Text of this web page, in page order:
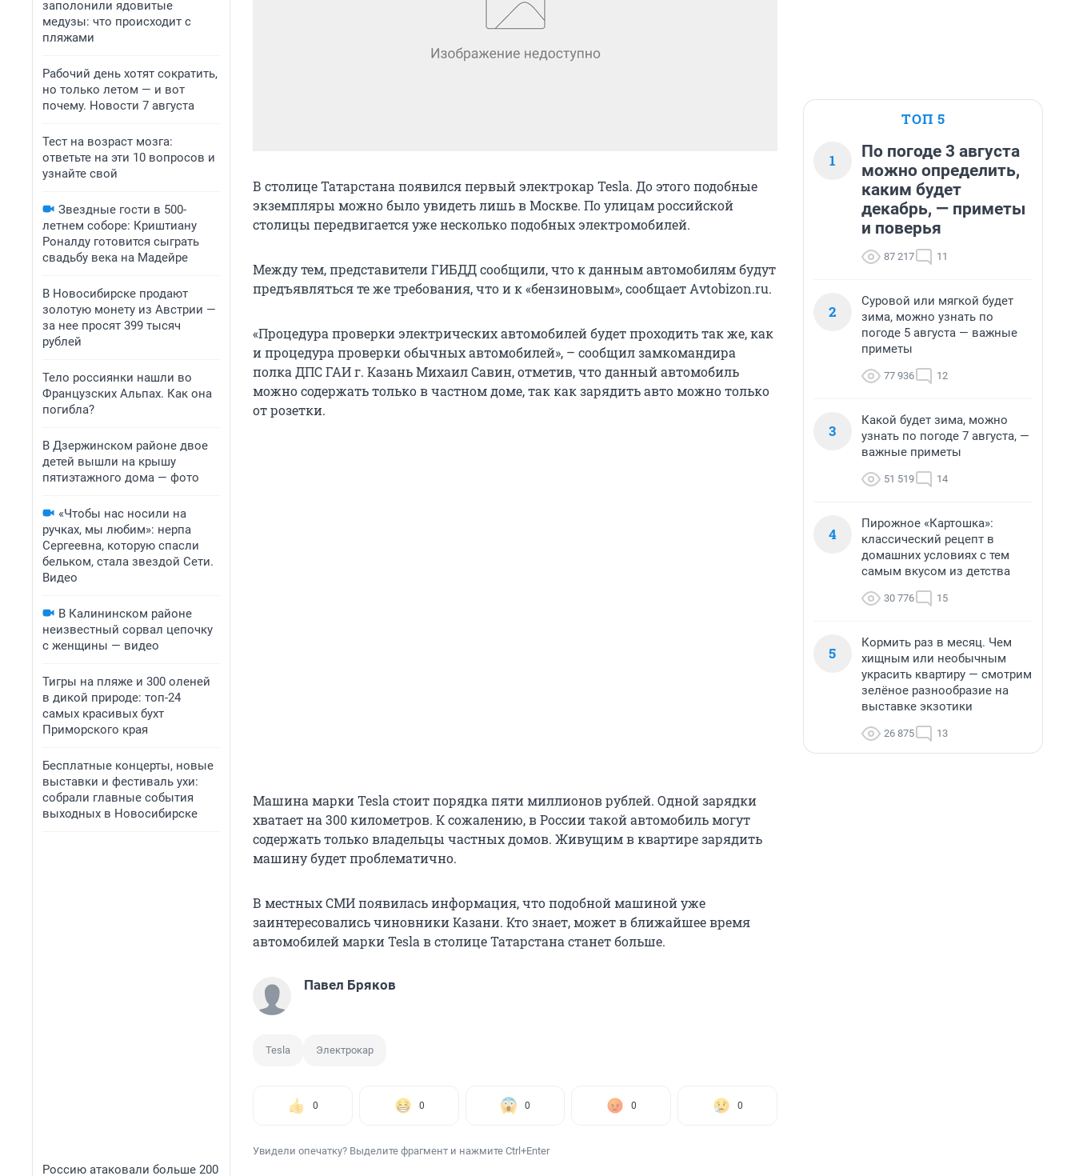
заполонили ядовитые
медузы: что происходит с
пляжами
Рабочий день хотят сократить,
но только летом — и вот
почему. Новости 7 августа
Тест на возраст мозга:
ответьте на эти 10 вопросов и
узнайте свой
Звездные гости в 500-
летнем соборе: Криштиану
Роналду готовится сыграть
свадьбу века на Мадейре
В Новосибирске продают
золотую монету из Австрии —
за нее просят 399 тысяч
рублей
Тело россиянки нашли во
Французских Альпах. Как она
погибла?
В Дзержинском районе двое
детей вышли на крышу
пятиэтажного дома — фото
«Чтобы нас носили на
ручках, мы любим»: нерпа
Сергеевна, которую спасли
бельком, стала звездой Сети.
Видео
В Калининском районе
неизвестный сорвал цепочку
с женщины — видео
Тигры на пляже и 300 оленей
в дикой природе: топ-24
самых красивых бухт
Приморского края
Бесплатные концерты, новые
выставки и фестиваль ухи:
собрали главные события
выходных в Новосибирске
Россию атаковали больше 200
В столице Татарстана появился первый электрокар Tesla. До этого подобные
экземпляры можно было увидеть лишь в Москве. По улицам российской
столицы передвигается уже несколько подобных электромобилей.
Между тем, представители ГИБДД сообщили, что к данным автомобилям будут
предъявляться те же требования, что и к «бензиновым», сообщает Аvtobizon.ru.
«Процедура проверки электрических автомобилей будет проходить так же, как
и процедура проверки обычных автомобилей», – сообщил замкомандира
полка ДПС ГАИ г. Казань Михаил Савин, отметив, что данный автомобиль
можно содержать только в частном доме, так как зарядить авто можно только
от розетки.
Машина марки Tesla стоит порядка пяти миллионов рублей. Одной зарядки
хватает на 300 километров. К сожалению, в России такой автомобиль могут
содержать только владельцы частных домов. Живущим в квартире зарядить
машину будет проблематично.
В местных СМИ появилась информация, что подобной машиной уже
заинтересовались чиновники Казани. Кто знает, может в ближайшее время
автомобилей марки Tesla в столице Татарстана станет больше.
Павел Бряков
Tesla Электрокар
0 0 0 0 0
Увидели опечатку? Выделите фрагмент и нажмите Ctrl+Enter
ТОП 5
1
По погоде 3 августа
можно определить,
каким будет
декабрь, — приметы
и поверья
87 217 11
2
Суровой или мягкой будет
зима, можно узнать по
погоде 5 августа — важные
приметы
77 936 12
3
Какой будет зима, можно
узнать по погоде 7 августа, —
важные приметы
51 519 14
4
Пирожное «Картошка»:
классический рецепт в
домашних условиях с тем
самым вкусом из детства
30 776 15
5
Кормить раз в месяц. Чем
хищным или необычным
украсить квартиру — смотрим
зелёное разнообразие на
выставке экзотики
26 875 13